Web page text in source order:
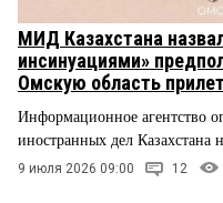
МИД Казахстана
инсинуациями»
Омскую область
Информационное агентство
иностранных дел Казахстана
9 июля 2026 09:00 12